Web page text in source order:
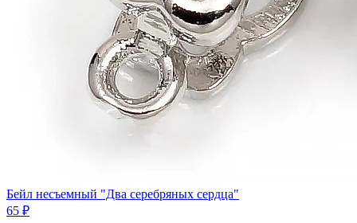
Бейл несъемный "Два серебряных сердца"
65 ₽